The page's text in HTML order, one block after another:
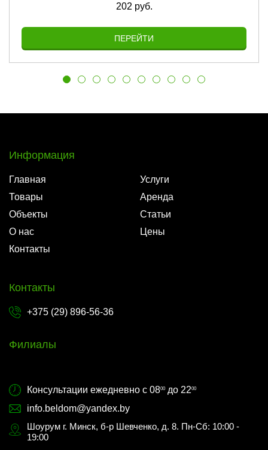
202 руб.
ПЕРЕЙТИ
Информация
Главная
Услуги
Товары
Аренда
Объекты
Статьи
О нас
Цены
Контакты
Контакты
+375 (29) 896-56-36
Филиалы
Консультации ежедневно с 0800до 2200
info.beldom@yandex.by
Шоурум г. Минск, б-р Шевченко, д. 8. Пн-Сб: 10:00 -
19:00